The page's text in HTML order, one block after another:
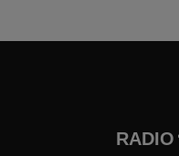
RADIO